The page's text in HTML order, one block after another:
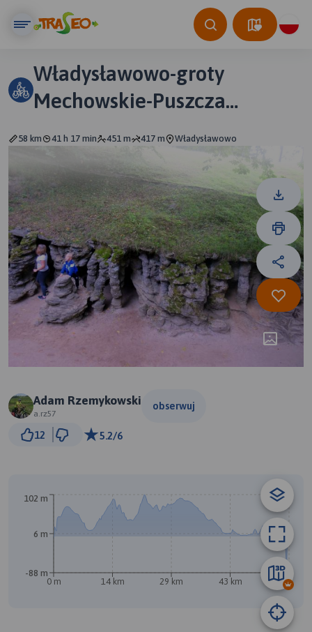
Władysławowo-groty
Mechowskie-Puszcza
58 km 41 h 17 min 451 m 417 m Władysławowo
Adam Rzemykowski
a.rz57
obserwuj
12 5.2/6
0 m 14 km 29 km 43 km 58 km
-88 m
6 m
102 m